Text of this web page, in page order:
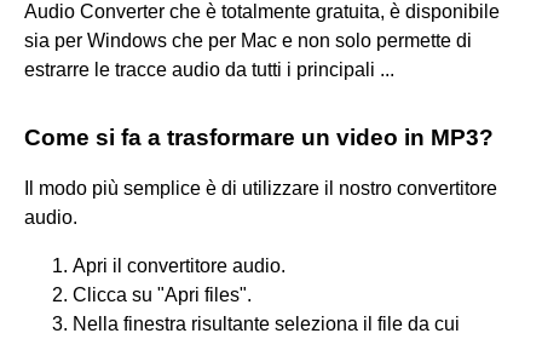
Audio Converter che è totalmente gratuita, è disponibile
sia per Windows che per Mac e non solo permette di
estrarre le tracce audio da tutti i principali ...
Come si fa a trasformare un video in MP3?
Il modo più semplice è di utilizzare il nostro convertitore
audio.
Apri il convertitore audio.
Clicca su "Apri files".
Nella finestra risultante seleziona il file da cui